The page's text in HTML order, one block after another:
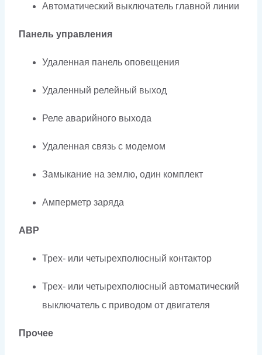
Автоматический выключатель главной линии
Панель управления
Удаленная панель оповещения
Удаленный релейный выход
Реле аварийного выхода
Удаленная связь с модемом
Замыкание на землю, один комплект
Амперметр заряда
АВР
Трех- или четырехполюсный контактор
Трех- или четырехполюсный автоматический
выключатель с приводом от двигателя
Прочее